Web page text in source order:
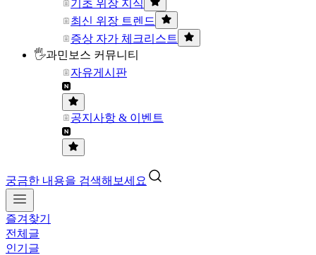
기초 위장 지식
최신 위장 트렌드
증상 자가 체크리스트
🖐과민보스 커뮤니티
자유게시판
공지사항 & 이벤트
궁금한 내용을 검색해보세요
즐겨찾기
전체글
인기글